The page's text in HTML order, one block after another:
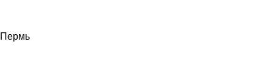
Пермь